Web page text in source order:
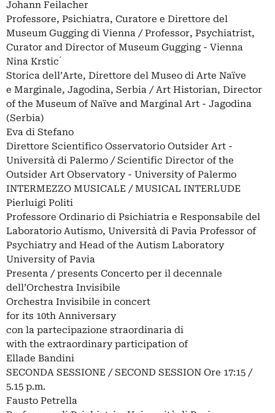
Johann Feilacher
Professore, Psichiatra, Curatore e Direttore del
Museum Gugging di Vienna / Professor, Psychiatrist,
Curator and Director of Museum Gugging - Vienna
Nina Krstic ́
Storica dell’Arte, Direttore del Museo di Arte Naïve
e Marginale, Jagodina, Serbia / Art Historian, Director
of the Museum of Naïve and Marginal Art - Jagodina
(Serbia)
Eva di Stefano
Direttore Scientifico Osservatorio Outsider Art -
Università di Palermo / Scientific Director of the
Outsider Art Observatory - University of Palermo
INTERMEZZO MUSICALE / MUSICAL INTERLUDE
Pierluigi Politi
Professore Ordinario di Psichiatria e Responsabile del
Laboratorio Autismo, Università di Pavia Professor of
Psychiatry and Head of the Autism Laboratory
University of Pavia
Presenta / presents Concerto per il decennale
dell’Orchestra Invisibile
Orchestra Invisibile in concert
for its 10th Anniversary
con la partecipazione straordinaria di
with the extraordinary participation of
Ellade Bandini
SECONDA SESSIONE / SECOND SESSION Ore 17:15 /
5.15 p.m.
Fausto Petrella